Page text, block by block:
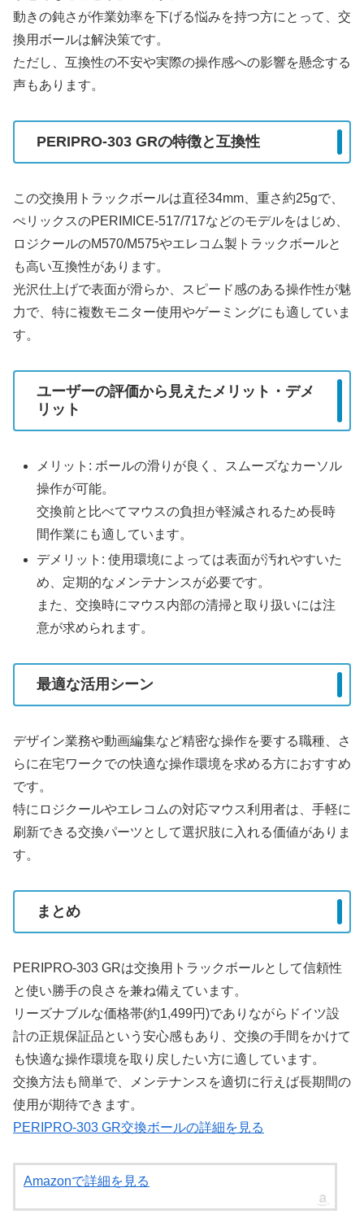
動きの鈍さが作業効率を下げる悩みを持つ方にとって、交
換用ボールは解決策です。
ただし、互換性の不安や実際の操作感への影響を懸念する
声もあります。
PERIPRO-303 GRの特徴と互換性
この交換用トラックボールは直径34mm、重さ約25gで、
ぺリックスのPERIMICE-517/717などのモデルをはじめ、
ロジクールのM570/M575やエレコム製トラックボールと
も高い互換性があります。
光沢仕上げで表面が滑らか、スピード感のある操作性が魅
力で、特に複数モニター使用やゲーミングにも適していま
す。
ユーザーの評価から見えたメリット・デメ
リット
メリット: ボールの滑りが良く、スムーズなカーソル
操作が可能。
交換前と比べてマウスの負担が軽減されるため長時
間作業にも適しています。
デメリット: 使用環境によっては表面が汚れやすいた
め、定期的なメンテナンスが必要です。
また、交換時にマウス内部の清掃と取り扱いには注
意が求められます。
最適な活用シーン
デザイン業務や動画編集など精密な操作を要する職種、さ
らに在宅ワークでの快適な操作環境を求める方におすすめ
です。
特にロジクールやエレコムの対応マウス利用者は、手軽に
刷新できる交換パーツとして選択肢に入れる価値がありま
す。
まとめ
PERIPRO-303 GRは交換用トラックボールとして信頼性
と使い勝手の良さを兼ね備えています。
リーズナブルな価格帯(約1,499円)でありながらドイツ設
計の正規保証品という安心感もあり、交換の手間をかけて
も快適な操作環境を取り戻したい方に適しています。
交換方法も簡単で、メンテナンスを適切に行えば長期間の
使用が期待できます。
PERIPRO-303 GR交換ボールの詳細を見る
Amazonで詳細を見る